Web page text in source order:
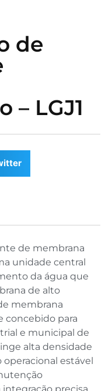
de
– LGJ1
de membrana
unidade central
da água que
de alto
membrana
concebido para
e municipal de
alta densidade
estável
precisa